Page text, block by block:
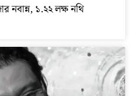
নবান্ন, ১.২২ লক্ষ নথি